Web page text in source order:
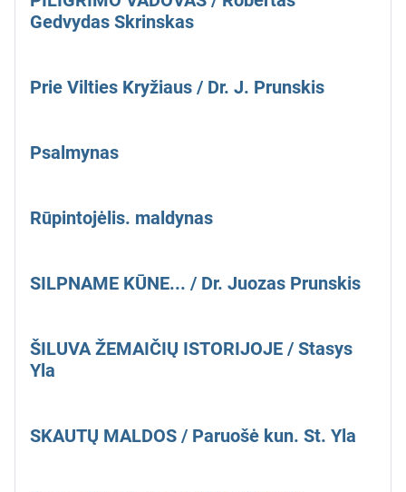
Gedvydas Skrinskas
Prie Vilties Kryžiaus / Dr. J. Prunskis
Psalmynas
Rūpintojėlis. maldynas
SILPNAME KŪNE... / Dr. Juozas Prunskis
ŠILUVA ŽEMAIČIŲ ISTORIJOJE / Stasys
Yla
SKAUTŲ MALDOS / Paruošė kun. St. Yla